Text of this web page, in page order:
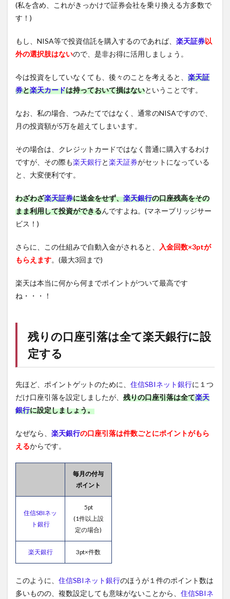
(私を含め、これがきっかけで証券会社を乗り換える方多数で
す！)
もし、NISA等で投資信託を購入するのであれば、 楽天証券以
外の選択肢はないので、是非お得に活用しましょう。
今は投資をしていなくても、後々のことを考えると、 楽天証
券と楽天カードは持っておいて損はないということです。
なお、私の場合、つみたてではなく、通常のNISAですので、
月の投資額が5万を超えてしまいます。
その場合は、クレジットカードではなく普通に購入するわけ
ですが、その際も楽天銀行と楽天証券がセットになっている
と、大変便利です。
わざわざ楽天証券に送金をせず、楽天銀行の口座残高をその
まま利用して投資ができるんですよね。(マネーブリッジサー
ビス！)
さらに、この仕組みで自動入金がされると、
入金回数×3ptが
もらえます。(最大3回まで)
楽天は本当に何から何までポイントがついて最高です
ね・・・！
残りの口座引落は全て楽天銀行に設
定する
先ほど、ポイントゲットのために、 住信SBIネット銀行に１つ
だけ口座引落を設定しましたが、 残りの口座引落は全て楽天
銀行に設定しましょう。
なぜなら、 楽天銀行の口座引落は件数ごとにポイントがもら
えるからです。
毎月の付与
ポイント
住信SBIネッ
ト銀行
5pt
(1件以上設
定の場合)
楽天銀行 3pt×件数
このように、 住信SBIネット銀行のほうが１件のポイント数は
多いものの、複数設定しても意味がないことから、 住信SBIネ